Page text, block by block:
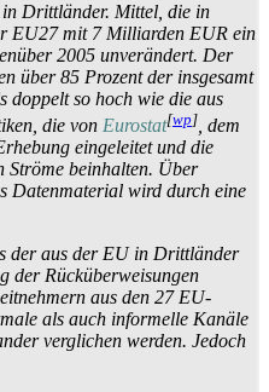
Drittländer. Mittel, die in
EU27 mit 7 Milliarden EUR ein
2005 unverändert. Der
über 85 Prozent der insgesamt
doppelt so hoch wie die aus
die von Eurostat[wp] , dem
eingeleitet und die
Ströme beinhalten. Über
Datenmaterial wird durch eine
der aus der EU in Drittländer
der Rück­über­weisungen
aus den 27 EU-
als auch informelle Kanäle
verglichen werden. Jedoch